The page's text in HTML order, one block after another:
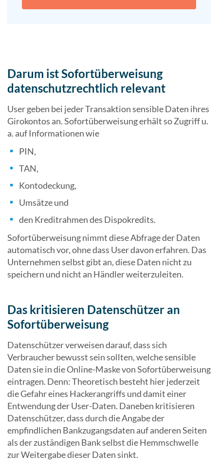
Darum ist Sofortüberweisung
datenschutzrechtlich relevant
User geben bei jeder Transaktion sensible Daten ihres
Girokontos an. Sofortüberweisung erhält so Zugriff u.
a. auf Informationen wie
PIN,
TAN,
Kontodeckung,
Umsätze und
den Kreditrahmen des Dispokredits.
Sofortüberweisung nimmt diese Abfrage der Daten
automatisch vor, ohne dass User davon erfahren. Das
Unternehmen selbst gibt an, diese Daten nicht zu
speichern und nicht an Händler weiterzuleiten.
Das kritisieren Datenschützer an
Sofortüberweisung
Datenschützer verweisen darauf, dass sich
Verbraucher bewusst sein sollten, welche sensible
Daten sie in die Online-Maske von Sofortüberweisung
eintragen. Denn: Theoretisch besteht hier jederzeit
die Gefahr eines Hackerangriffs und damit einer
Entwendung der User-Daten. Daneben kritisieren
Datenschützer, dass durch die Angabe der
empfindlichen Bankzugangsdaten auf anderen Seiten
als der zuständigen Bank selbst die Hemmschwelle
zur Weitergabe dieser Daten sinkt.